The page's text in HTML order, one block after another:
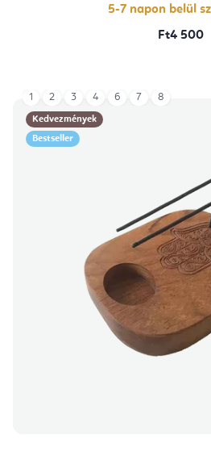
5-7 napon belül
Ft4 500
Kedvezmények
Bestseller
1 2 3 4 6 7 8